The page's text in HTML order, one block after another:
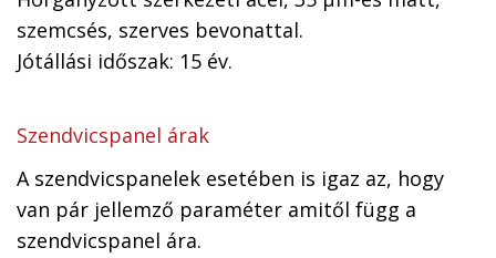
szemcsés, szerves bevonattal.
Jótállási időszak: 15 év.
Szendvicspanel árak
A szendvicspanelek esetében is igaz az, hogy
van pár jellemző paraméter amitől függ a
szendvicspanel ára.